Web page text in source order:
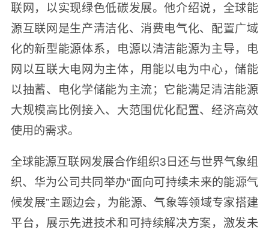
联网，以实现绿色低碳发展。他介绍说，全球能
源互联网是生产清洁化、消费电气化、配置广域
化的新型能源体系，电源以清洁能源为主导，电
网以互联大电网为主体，用能以电为中心，储能
以抽蓄、电化学储能为主流；它能满足清洁能源
大规模高比例接入、大范围优化配置、经济高效
使用的需求。
全球能源互联网发展合作组织3日还与世界气象组
织、华为公司共同举办“面向可持续未来的能源气
候发展”主题边会，为能源、气象等领域专家搭建
平台，展示先进技术和可持续解决方案，激发未